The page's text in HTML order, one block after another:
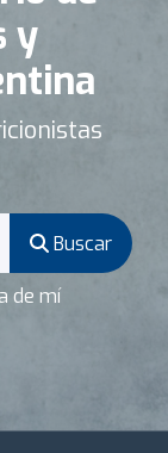
y
Buscar
de mí